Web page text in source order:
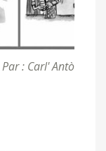
Par : Carl' Antò